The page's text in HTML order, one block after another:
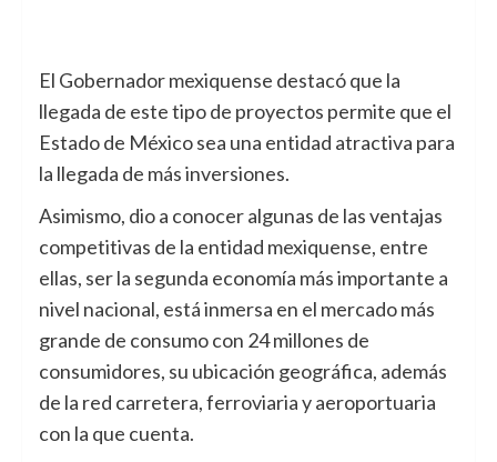
El Gobernador mexiquense destacó que la
llegada de este tipo de proyectos permite que el
Estado de México sea una entidad atractiva para
la llegada de más inversiones.
Asimismo, dio a conocer algunas de las ventajas
competitivas de la entidad mexiquense, entre
ellas, ser la segunda economía más importante a
nivel nacional, está inmersa en el mercado más
grande de consumo con 24 millones de
consumidores, su ubicación geográfica, además
de la red carretera, ferroviaria y aeroportuaria
con la que cuenta.